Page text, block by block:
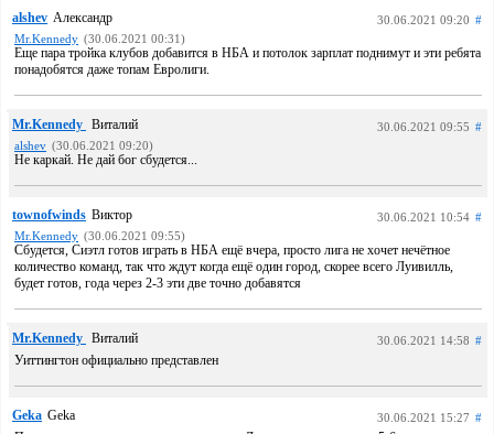
alshev Александр 30.06.2021 09:20 #
Mr.Kennedy (30.06.2021 00:31)
Еще пара тройка клубов добавится в НБА и потолок зарплат поднимут и эти ребята
понадобятся даже топам Евролиги.
Mr.Kennedy Виталий 30.06.2021 09:55 #
alshev (30.06.2021 09:20)
Не каркай. Не дай бог сбудется...
townofwinds Виктор 30.06.2021 10:54 #
Mr.Kennedy (30.06.2021 09:55)
Сбудется, Сиэтл готов играть в НБА ещё вчера, просто лига не хочет нечётное
количество команд, так что ждут когда ещё один город, скорее всего Луивилль,
будет готов, года через 2-3 эти две точно добавятся
Mr.Kennedy Виталий 30.06.2021 14:58 #
Уиттингтон официально представлен
Geka Geka 30.06.2021 15:27 #